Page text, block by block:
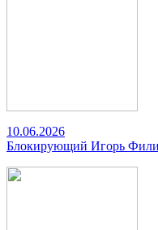
10.06.2026
Блокирующий Игорь